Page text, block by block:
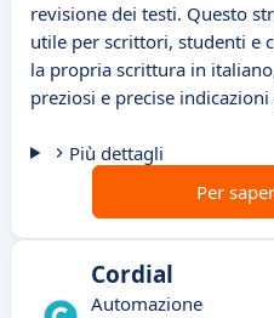
revisione dei testi. Questo
utile per scrittori, studenti e
la propria scrittura in
preziosi e precise
Più dettagli
Per
Cordial
Automazione